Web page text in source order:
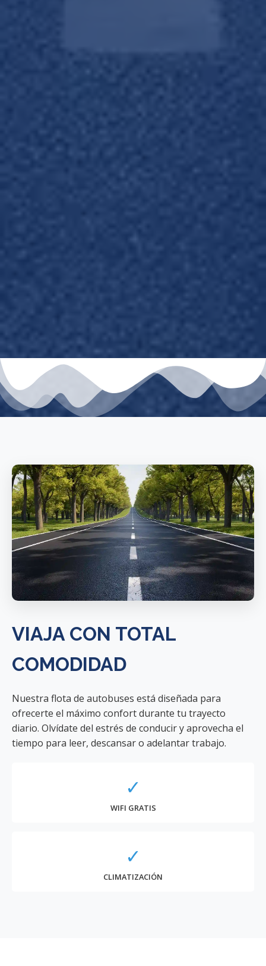
VIAJA CON TOTAL
COMODIDAD
Nuestra flota de autobuses está diseñada para
ofrecerte el máximo confort durante tu trayecto
diario. Olvídate del estrés de conducir y aprovecha el
tiempo para leer, descansar o adelantar trabajo.
✓
WIFI GRATIS
✓
CLIMATIZACIÓN